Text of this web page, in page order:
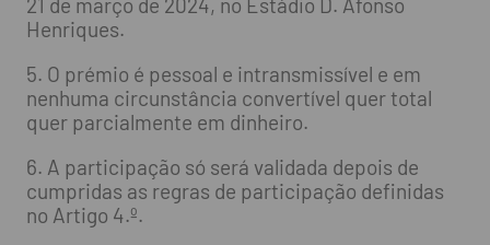
Henriques.
5. O prémio é pessoal e intransmissível e em
nenhuma circunstância convertível quer total
quer parcialmente em dinheiro.
6. A participação só será validada depois de
cumpridas as regras de participação definidas
no Artigo 4.º.